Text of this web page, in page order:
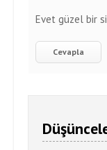
Evet güzel bir
Cevapla